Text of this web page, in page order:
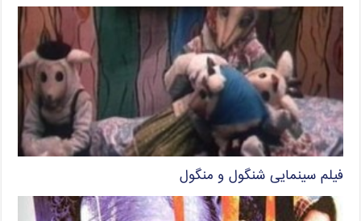
فیلم سینمایی شنگول و منگول